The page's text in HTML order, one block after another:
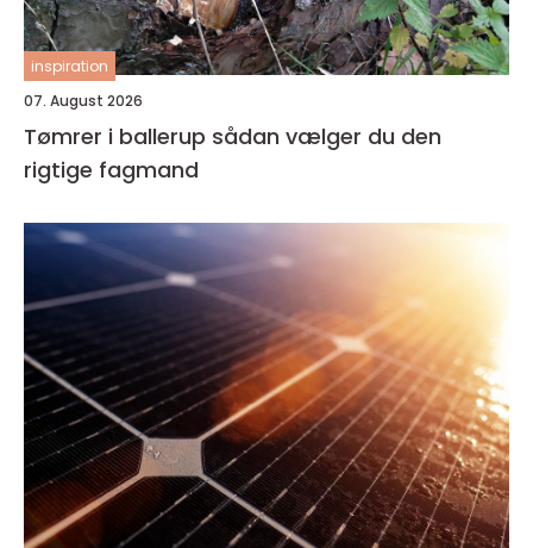
inspiration
07. August 2026
Tømrer i ballerup sådan vælger du den
rigtige fagmand